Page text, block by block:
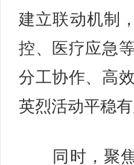
建立联动机制
控、医疗应急
分工协作、高
英烈活动平稳
同时，聚焦